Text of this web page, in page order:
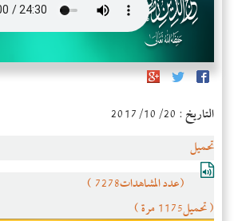
التاريخ : 2017/10/20
تحميل
(عدد المشاهدات7278 )
( تحميل1175 مرة )